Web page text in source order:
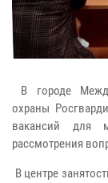
В городе
охраны
вакансий для
рассмотрения
В центре